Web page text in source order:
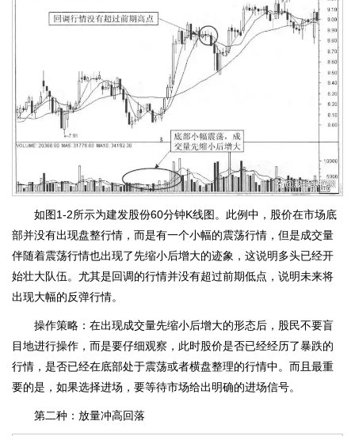
如图1-2所示为建发股份60分钟K线图。此例中，股价在市场底
部并没有出现盘整行情，而是有一个小幅的震荡行情，但是成交量
伴随着震荡行情也出现了先缩小后增大的迹象，这说明多头已经开
始壮大队伍。尤其是回调的行情并没有超过前期低点，说明未来将
出现大幅的反弹行情。
操作策略：在出现成交量先缩小后增大的形态后，股民不要盲
目地进行操作，而是要仔细观察，此时股价是否已经经历了暴跌的
行情，是否已经在底部处于震荡或者横盘整理的行情中。而且最重
要的是，如果选择进场，要等待市场给出明确的进场信号。
第二种：放量冲高回落